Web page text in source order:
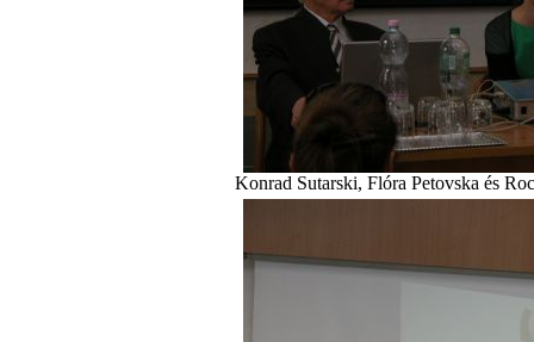
Konrad Sutarski, Flóra Petovska és